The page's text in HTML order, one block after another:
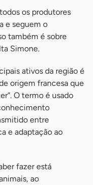
os produtores
e seguem o
também é sobre
Simone.
ativos da região é
origem francesa que
O termo é usado
entre
e adaptação ao
fazer está
ao